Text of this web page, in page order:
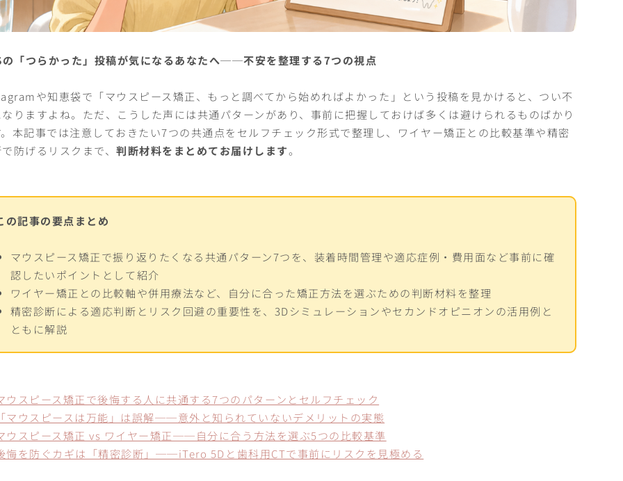
の「つらかった」投稿が気になるあなたへ──不安を整理する7つの視点
や知恵袋で「マウスピース矯正、もっと調べてから始めればよかった」という投稿を見かけると、つい不
りますよね。ただ、こうした声には共通パターンがあり、事前に把握しておけば多くは避けられるものばかり
本記事では注意しておきたい7つの共通点をセルフチェック形式で整理し、ワイヤー矯正との比較基準や精密
防げるリスクまで、判断材料をまとめてお届けします。
の記事の要点まとめ
マウスピース矯正で振り返りたくなる共通パターン7つを、装着時間管理や適応症例・費用面など事前に確
認したいポイントとして紹介
ワイヤー矯正との比較軸や併用療法など、自分に合った矯正方法を選ぶための判断材料を整理
精密診断による適応判断とリスク回避の重要性を、3Dシミュレーションやセカンドオピニオンの活用例と
ともに解説
ウスピース矯正で後悔する人に共通する7つのパターンとセルフチェック
マウスピースは万能」は誤解──意外と知られていないデメリットの実態
ウスピース矯正 vs ワイヤー矯正──自分に合う方法を選ぶ5つの比較基準
悔を防ぐカギは「精密診断」──iTero 5Dと歯科用CTで事前にリスクを見極める